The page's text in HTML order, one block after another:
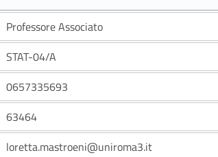
Professore Associato
STAT-04/A
0657335693
63464
loretta.mastroeni@uniroma3.it